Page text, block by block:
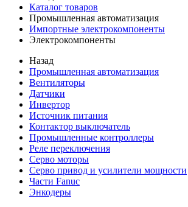
Каталог товаров
Промышленная автоматизация
Импортные электрокомпоненты
Электрокомпоненты
Назад
Промышленная автоматизация
Вентиляторы
Датчики
Инвертор
Источник питания
Контактор выключатель
Промышленные контроллеры
Реле переключения
Серво моторы
Серво привод и усилители мощности
Части Fanuc
Энкодеры